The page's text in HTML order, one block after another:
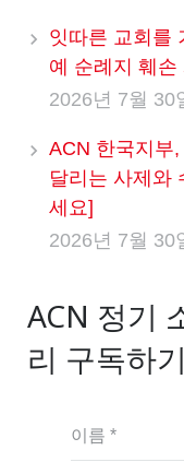
잇따른 교회를
예 순례지 훼손
2026년 7월 30
ACN 한국지부
달리는 사제와
세요]
2026년 7월 30
ACN 정기
리 구독하기
이름 *